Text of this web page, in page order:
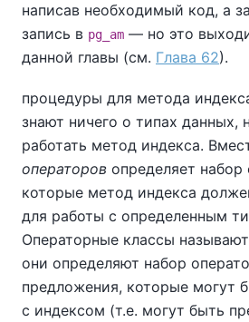
написав необходимый код, а
запись в pg_am — но это
данной главы (см. Глава 62).
процедуры для метода
знают ничего о типах данных,
работать метод индекса.
операторов определяет набор
которые метод индекса
для работы с определенным
Операторные классы
они определяют набор
предложения, которые могут
с индексом (т.е. могут быть